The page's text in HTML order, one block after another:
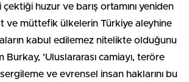
huzur ve barış ortamını yeniden
ve müttefik ülkelerin Türkiye aleyhine
kabul edilemez nitelikte olduğunu
Burkay, 'Uluslararası camiayı, teröre
ve evrensel insan haklarını bu